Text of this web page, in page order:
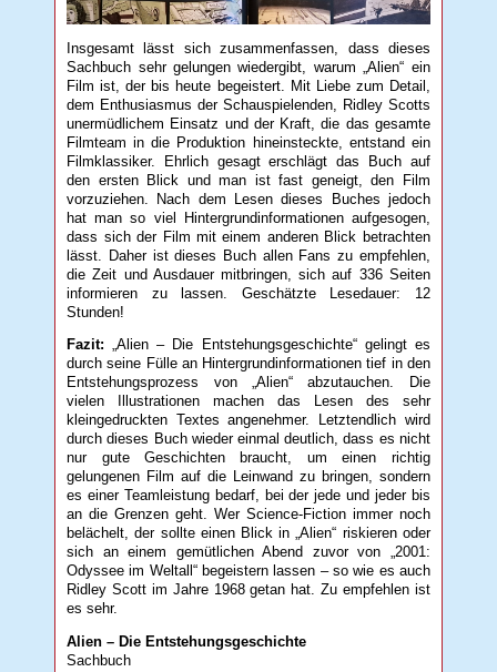
Insgesamt lässt sich zusammenfassen, dass dieses
Sachbuch sehr gelungen wiedergibt, warum „Alien“ ein
Film ist, der bis heute begeistert. Mit Liebe zum Detail,
dem Enthusiasmus der Schauspielenden, Ridley Scotts
unermüdlichem Einsatz und der Kraft, die das gesamte
Filmteam in die Produktion hineinsteckte, entstand ein
Filmklassiker. Ehrlich gesagt erschlägt das Buch auf
den ersten Blick und man ist fast geneigt, den Film
vorzuziehen. Nach dem Lesen dieses Buches jedoch
hat man so viel Hintergrundinformationen aufgesogen,
dass sich der Film mit einem anderen Blick betrachten
lässt. Daher ist dieses Buch allen Fans zu empfehlen,
die Zeit und Ausdauer mitbringen, sich auf 336 Seiten
informieren zu lassen. Geschätzte Lesedauer: 12
Stunden!
Fazit: „Alien – Die Entstehungsgeschichte“ gelingt es
durch seine Fülle an Hintergrundinformationen tief in den
Entstehungsprozess von „Alien“ abzutauchen. Die
vielen Illustrationen machen das Lesen des sehr
kleingedruckten Textes angenehmer. Letztendlich wird
durch dieses Buch wieder einmal deutlich, dass es nicht
nur gute Geschichten braucht, um einen richtig
gelungenen Film auf die Leinwand zu bringen, sondern
es einer Teamleistung bedarf, bei der jede und jeder bis
an die Grenzen geht. Wer Science-Fiction immer noch
belächelt, der sollte einen Blick in „Alien“ riskieren oder
sich an einem gemütlichen Abend zuvor von „2001:
Odyssee im Weltall“ begeistern lassen – so wie es auch
Ridley Scott im Jahre 1968 getan hat. Zu empfehlen ist
es sehr.
Alien – Die Entstehungsgeschichte
Sachbuch